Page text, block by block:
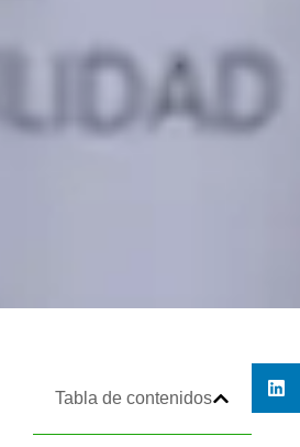
Tabla de contenidos